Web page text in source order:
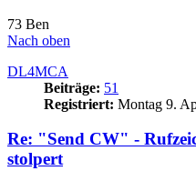
73 Ben
Nach oben
DL4MCA
Beiträge: 51
Registriert: Montag 9.
Re: "Send CW" -
stolpert